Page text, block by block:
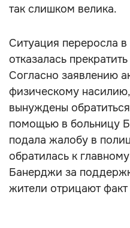
так слишком велика.
Ситуация переросла в
отказалась
Согласно заявлению
физическому
вынуждены
помощью в больницу
подала жалобу в
обратилась к
Банерджи за
жители отрицают